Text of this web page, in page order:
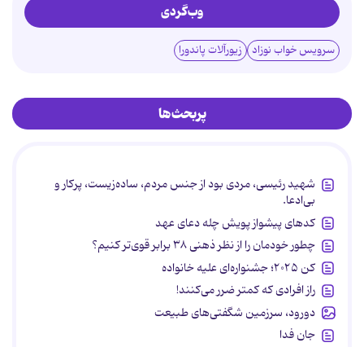
وب‌گردی
سرویس خواب نوزاد زیورآلات پاندورا
پربحث‌ها
شهید رئیسی، مردی بود از جنس مردم، ساده‌زیست، پرکار و
بی‌ادعا.
کدهای پیشواز پویش چله دعای عهد
چطور خودمان را از نظر ذهنی ۳۸ برابر قوی‌تر کنیم؟
کن ۲۰۲۵؛ جشنواره‌ای علیه خانواده
راز افرادی که کمتر ضرر می‌کنند!
دورود، سرزمین شگفتی‌های طبیعت
جان فدا